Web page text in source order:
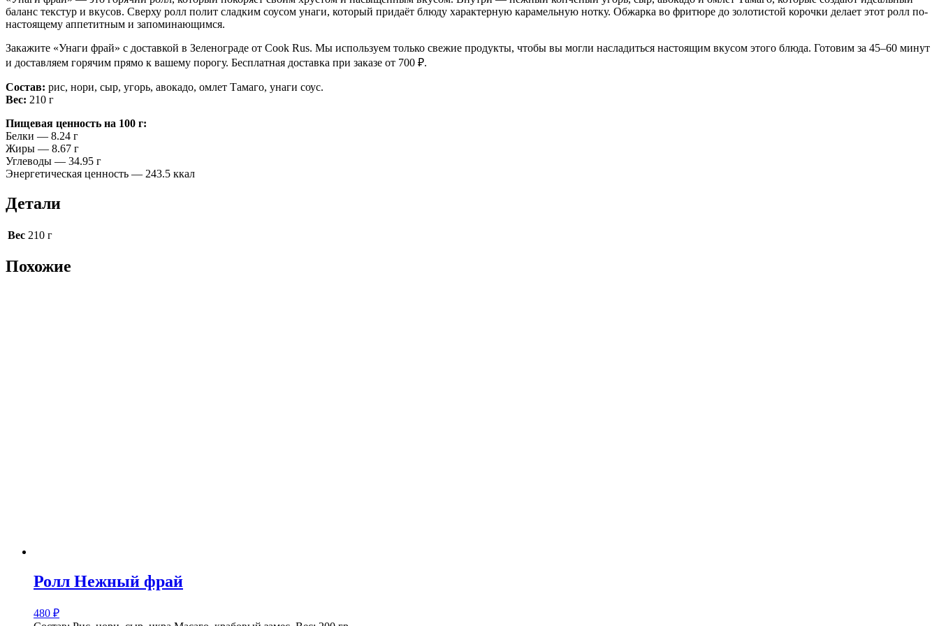
баланс текстур и вкусов. Сверху ролл полит сладким соусом унаги, который придаёт блюду характерную карамельную нотку. Обжарка во фритюре до золотистой корочки делает этот ролл по-
настоящему аппетитным и запоминающимся.
Закажите «Унаги фрай» с доставкой в Зеленограде от Cook Rus. Мы используем только свежие продукты, чтобы вы могли насладиться настоящим вкусом этого блюда. Готовим за 45–60 минут
и доставляем горячим прямо к вашему порогу. Бесплатная доставка при заказе от 700 ₽.
Состав: рис, нори, сыр, угорь, авокадо, омлет Тамаго, унаги соус.
Вес: 210 г
Пищевая ценность на 100 г:
Белки — 8.24 г
Жиры — 8.67 г
Углеводы — 34.95 г
Энергетическая ценность — 243.5 ккал
Детали
Вес 210 г
Похожие
Ролл Нежный фрай
480 ₽